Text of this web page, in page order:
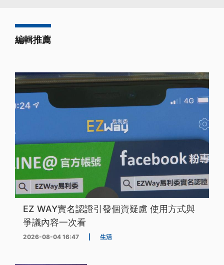
編輯推薦
EZ WAY實名認證引發個資疑慮 使用方式與
爭議內容一次看
2026-08-04 16:47 生活